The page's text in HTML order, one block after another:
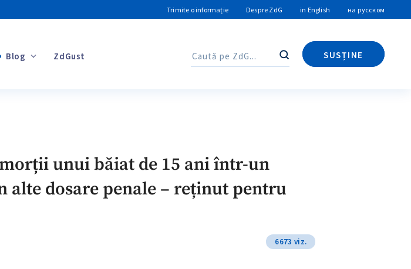
Trimite o informație Despre ZdG in English на русском
Blog
+1
ZdGust Caută
SUSȚINE
Caută
unui băiat de 15 ani într-un
dosare penale – reținut pentru
6673 viz.